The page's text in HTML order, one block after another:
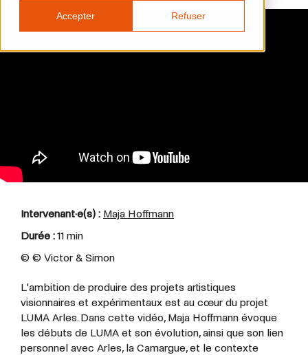
Accepter Refuser
Intervenant·e(s) : Maja Hoffmann
Durée :11 min
© © Victor & Simon
L'ambition de produire des projets artistiques
visionnaires et expérimentaux est au cœur du projet
LUMA Arles. Dans cette vidéo, Maja Hoffmann évoque
les débuts de LUMA et son évolution, ainsi que son lien
personnel avec Arles, la Camargue, et le contexte